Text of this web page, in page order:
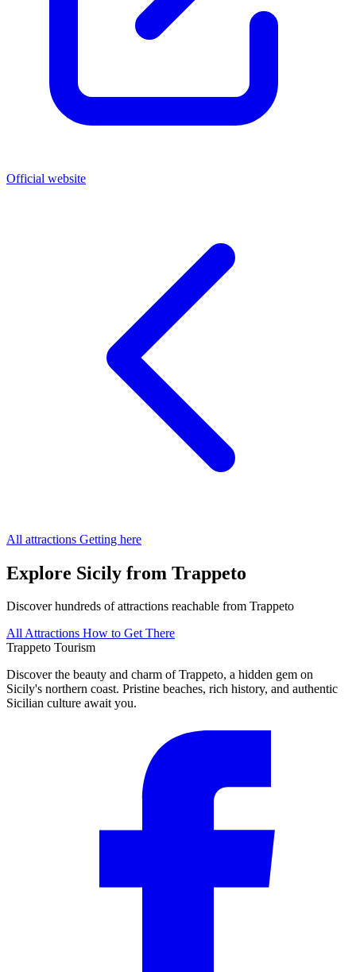
Official website
All attractions Getting here
Explore Sicily from Trappeto
Discover hundreds of attractions reachable from Trappeto
All Attractions How to Get There
Trappeto Tourism
Discover the beauty and charm of Trappeto, a hidden gem on
Sicily's northern coast. Pristine beaches, rich history, and authentic
Sicilian culture await you.